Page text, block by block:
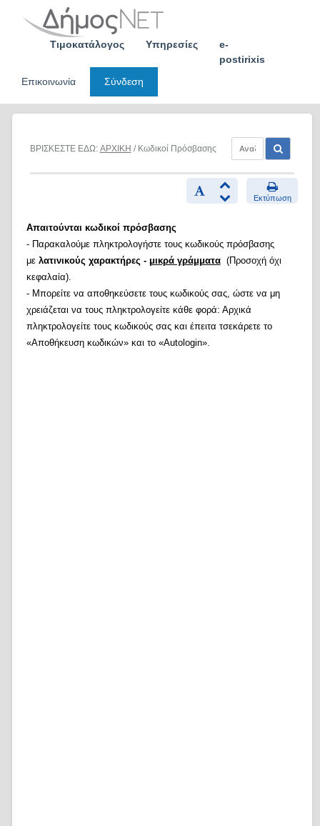
Τιμοκατάλογος Υπηρεσίες
e-
postirixis
Επικοινωνία
Σύνδεση
ΒΡΙΣΚΕΣΤΕ ΕΔΩ: ΑΡΧΙΚΗ / Κωδικοί Πρόσβασης
Εκτύπωση
Απαιτούνται κωδικοί πρόσβασης
- Παρακαλούμε πληκτρολογήστε τους κωδικούς πρόσβασης
με λατινικούς χαρακτήρες - μικρά γράμματα(Προσοχή όχι
κεφαλαία).
- Μπορείτε να αποθηκεύσετε τους κωδικούς σας, ώστε να μη
χρειάζεται να τους πληκτρολογείτε κάθε φορά: Αρχικά
πληκτρολογείτε τους κωδικούς σας και έπειτα τσεκάρετε το
«Αποθήκευση κωδικών» και το «Autologin».